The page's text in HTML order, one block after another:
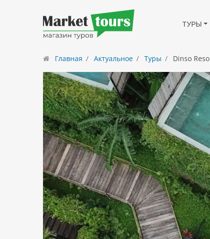
ТУРЫ
Главная Актуальное Туры Dinso
Dinso Resort & Villas
Природы и
Dinso Resort & Villas Phuket— это уникальный
комфорт гармонично сочетается с
Отель, находящийся на склоне холма,
роскошных вилл с панорамными видами.
захватывающий вид на море. Здесь время
DINSO RESORT & VILLAS
Пхукет,Таиланд- 10м до